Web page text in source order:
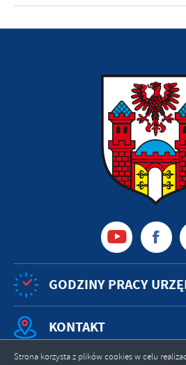
GODZINY PRACY
KONTAKT
Strona korzysta z plików cookies w celu